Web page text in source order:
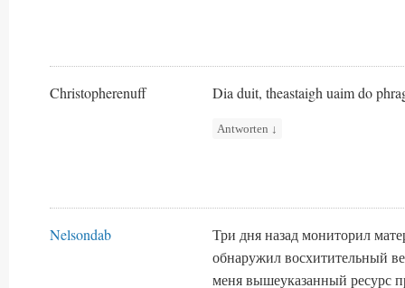
Christopherenuff Dia duit, theastaigh uaim do
Antworten ↓
Nelsondab
Три дня назад мониторил
обнаружил восхитительный
меня вышеуказанный ресурс